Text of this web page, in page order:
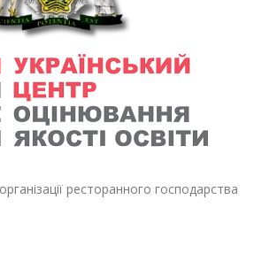
ресторанного господарства